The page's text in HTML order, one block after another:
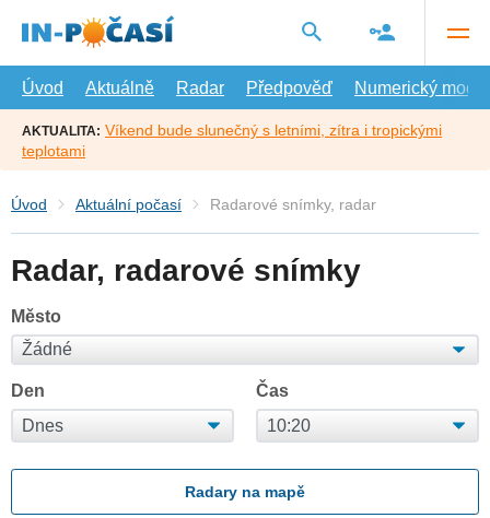
hlavní
Úvod
Aktuálně Radar Předpověď Numerický model
AKTUALITA: Víkend bude slunečný s letními, zítra i tropickými
teplotami
Úvod Aktuální počasí Radarové snímky, radar
Radar, radarové snímky
Město
Den Čas
Radary na mapě